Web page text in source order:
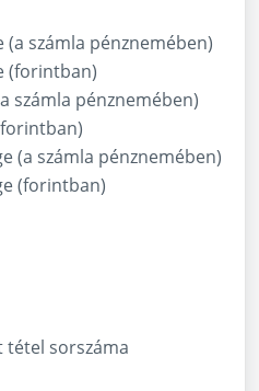
(a számla pénznemében)
(forintban)
számla pénznemében)
(a számla pénznemében)
(forintban)
sorszáma